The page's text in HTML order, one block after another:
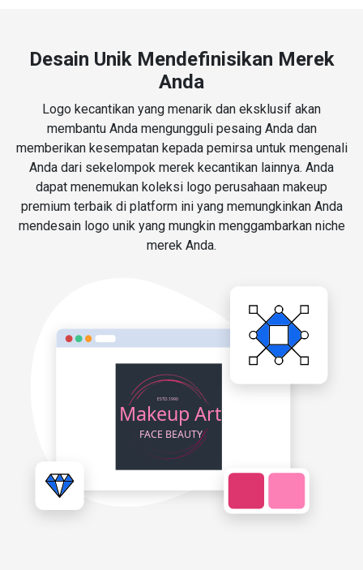
Desain Unik Mendefinisikan Merek
Anda
Logo kecantikan yang menarik dan eksklusif akan
membantu Anda mengungguli pesaing Anda dan
memberikan kesempatan kepada pemirsa untuk mengenali
Anda dari sekelompok merek kecantikan lainnya. Anda
dapat menemukan koleksi logo perusahaan makeup
premium terbaik di platform ini yang memungkinkan Anda
mendesain logo unik yang mungkin menggambarkan niche
merek Anda.